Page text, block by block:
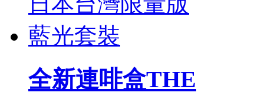
全新連啡盒THE